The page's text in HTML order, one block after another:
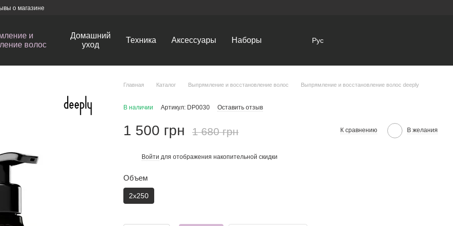
о магазине
и
волос
Домашний
уход
Техника Аксессуары Наборы Рус
Главная Каталог Выпрямление и восстановление волос Выпрямление и восстановление волос deeply
В наличии Артикул: DP0030 Оставить отзыв
1 500 грн 1 680 грн К сравнению В желания
Войти для отображения накопительной скидки
Объем
2x250